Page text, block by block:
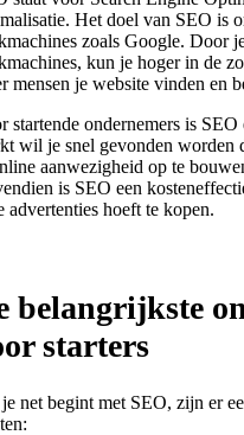
Het doel van SEO is
zoals Google. Door
kun je hoger in de
mensen je website vinden en
startende ondernemers is
wil je snel gevonden worden
aanwezigheid op te
is SEO een
advertenties hoeft te kopen.
belangrijkste
starters
net begint met SEO, zijn er